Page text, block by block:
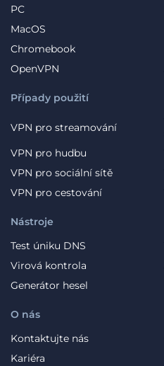
PC
MacOS
Chromebook
OpenVPN
Případy použití
VPN pro streamování
VPN pro hudbu
VPN pro sociální sítě
VPN pro cestování
O nás
Kontaktujte nás
Kariéra
Nástroje
Test úniku DNS
Virová kontrola
Generátor hesel